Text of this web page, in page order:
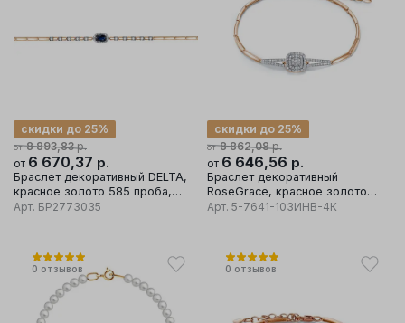
от 8 893,83р.
скидки до 25%
от 6 670,37 р.
Браслет декоративный DELTA,
красное золото 585 проба,
вставка бриллиант/сапфир
Арт. БР2773035
от 8 862,08р.
скидки до 25%
от 6 646,56 р.
Браслет декоративный
RoseGrace, красное золото
585 проба
Арт. 5-7641-103ИНВ-4К
0 отзывов 0 отзывов